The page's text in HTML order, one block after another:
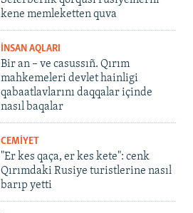
kene memleketten quva
İNSAN AQLARI
Bir an – ve casussıñ. Qırım
mahkemeleri devlet hainligi
qabaatlavlarını daqqalar içinde
nasıl baqalar
CEMİYET
"Er kes qaça, er kes kete": cenk
Qırımdaki Rusiye turistlerine nasıl
barıp yetti